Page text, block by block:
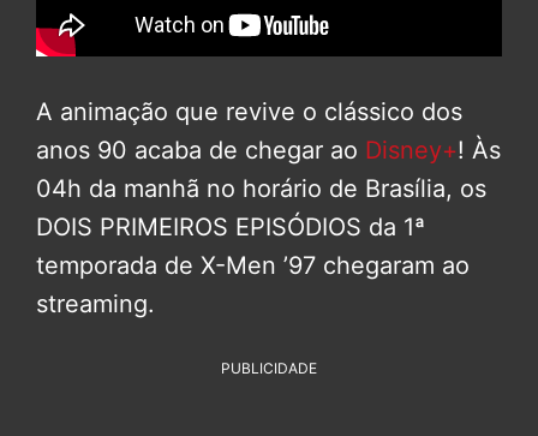
A animação que revive o clássico dos
anos 90 acaba de chegar ao Disney+! Às
04h da manhã no horário de Brasília, os
DOIS PRIMEIROS EPISÓDIOS da 1ª
temporada de X-Men ’97 chegaram ao
streaming.
PUBLICIDADE